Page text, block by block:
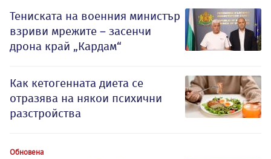
Тениската на военния министър
взриви мрежите – засенчи
дрона край „Кардам“
Как кетогенната диета се
отразява на някои психични
разстройства
Обновена